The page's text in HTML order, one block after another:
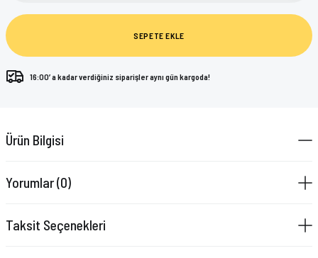
SEPETE EKLE
16:00’ a kadar verdiğiniz siparişler aynı gün kargoda!
Ürün Bilgisi
Yorumlar (0)
Taksit Seçenekleri